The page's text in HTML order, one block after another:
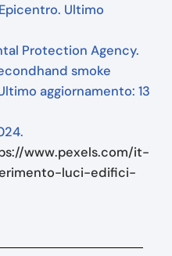
Ultimo
Protection Agency.
smoke
aggiornamento: 13
www.pexels.com/it-
luci-edifici-